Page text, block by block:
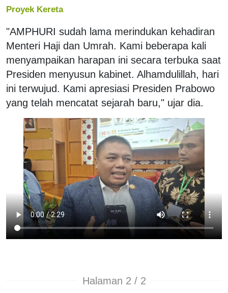
Proyek Kereta
"AMPHURI sudah lama merindukan kehadiran
Menteri Haji dan Umrah. Kami beberapa kali
menyampaikan harapan ini secara terbuka saat
Presiden menyusun kabinet. Alhamdulillah, hari
ini terwujud. Kami apresiasi Presiden Prabowo
yang telah mencatat sejarah baru," ujar dia.
Halaman 2 / 2